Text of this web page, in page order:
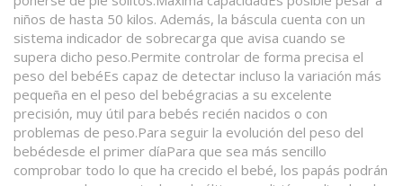
niños de hasta 50 kilos. Además, la báscula cuenta con un
sistema indicador de sobrecarga que avisa cuando se
supera dicho peso.Permite controlar de forma precisa el
peso del bebéEs capaz de detectar incluso la variación más
pequeña en el peso del bebégracias a su excelente
precisión, muy útil para bebés recién nacidos o con
problemas de peso.Para seguir la evolución del peso del
bebédesde el primer díaPara que sea más sencillo
comprobar todo lo que ha crecido el bebé, los papás podrán